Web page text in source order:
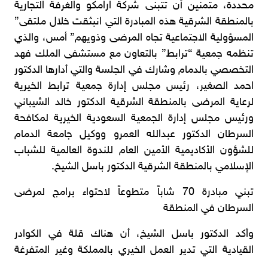
محددة، متمنين أن تتبنى شركة ارامكو والغرفة التجارية
بالمنطقة الشرقية هذه المبادرة التي انبثقت خلال ملتقى”
المسؤولية الاجتماعية تجاه المرضى وذويهم” أمس، والذي
تنظمه جمعية “ترابط” بالتعاون مع مستشفى الملك فهد
التخصصي بالدمام وشارك في الجلسة والتي أدارها الدكتور
احمد الصغير، رئيس مجلس إدارة جمعية ترابط الخيرية
لرعاية المرضى بالمنطقة الشرقية الدكتور خالد الشيباني
ورئيس مجلس إدارة الجمعية السعودية الخيرية لمكافحة
السرطان الدكتور عبدالله العمرو ووكيل جامعة الدمام
للشؤون الأكاديمية الأمين العام للندوة العالمية للشباب
الإسلامي بالمنطقة الشرقية الدكتور باسل الشيخ.
تبني مبادرة 70 شاباً متطوعاً لاحتواء برامج لمرضى
السرطان في المنطقة
وأكد الدكتور باسل الشيخ، أن هناك قلة في الكوادر
القيادية التي تدير العمل الخيري بالمملكة وغير المتفرغة